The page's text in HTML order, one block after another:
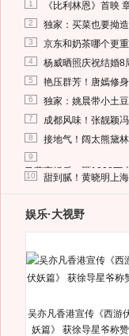
1 《比利林恩》首映
2 独家：买菜也要拗
3 京东和奶茶哪个更
4 杨威晒照庆祝结婚8
5 艳压群芳！唐嫣修
6 独家：姚晨带小土
7 成都风味！张靓颖
8 接地气！阔太熊黛
9
马蓉离婚后，砸1000万
10 甜到腻！黄晓明上
娱乐·大视野
吴亦凡香港宣传《西游
妖篇》 获徐导星爷称赞